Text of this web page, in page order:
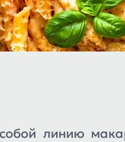
линию